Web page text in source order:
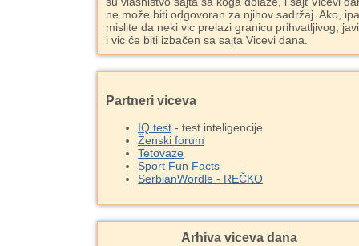
ne može biti odgovoran za njihov sadržaj. Ako,
mislite da neki vic prelazi granicu prihvatljivog,
i vic će biti izbačen sa sajta Vicevi dana.
Partneri viceva
IQ test - test inteligencije
Ženski forum
Tetovaze
Sport Fun Facts
SerbianWordle - REČKO
Arhiva viceva dana